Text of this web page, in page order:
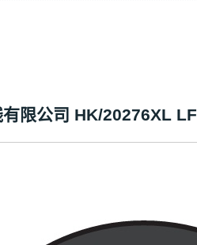
有限公司 HK/20276XL LF